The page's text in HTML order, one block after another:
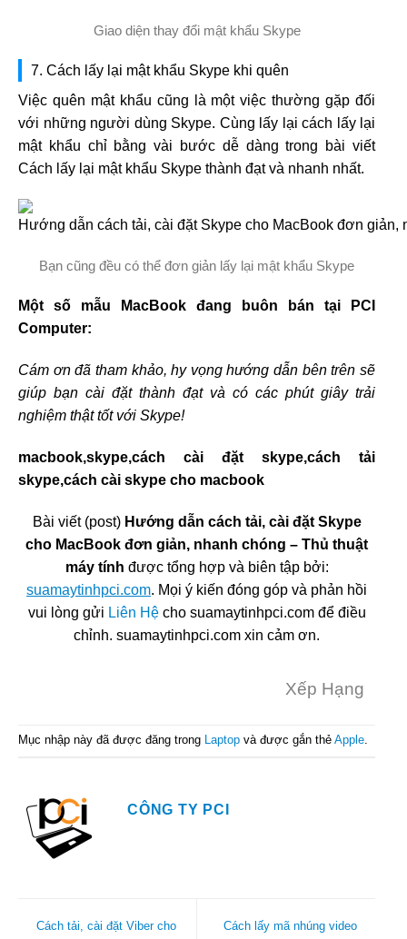
Giao diện thay đổi mật khẩu Skype
7. Cách lấy lại mật khẩu Skype khi quên
Việc quên mật khẩu cũng là một việc thường gặp đối
với những người dùng Skype. Cùng lấy lại cách lấy lại
mật khẩu chỉ bằng vài bước dễ dàng trong bài viết
Cách lấy lại mật khẩu Skype thành đạt và nhanh nhất.
Bạn cũng đều có thể đơn giản lấy lại mật khẩu Skype
Một số mẫu MacBook đang buôn bán tại PCI
Computer:
Cám ơn đã tham khảo, hy vọng hướng dẫn bên trên sẽ
giúp bạn cài đặt thành đạt và có các phút giây trải
nghiệm thật tốt với Skype!
macbook,skype,cách cài đặt skype,cách tải
skype,cách cài skype cho macbook
Bài viết (post) Hướng dẫn cách tải, cài đặt Skype
cho MacBook đơn giản, nhanh chóng – Thủ thuật
máy tính được tổng hợp và biên tập bởi:
suamaytinhpci.com. Mọi ý kiến đóng góp và phản hồi
vui lòng gửi Liên Hệcho suamaytinhpci.com để điều
chỉnh. suamaytinhpci.com xin cảm ơn.
Xếp Hạng
Mục nhập này đã được đăng trong Laptop và được gắn thẻ Apple
CÔNG TY PCI
Cách tải, cài đặt Viber cho
Cách lấy mã nhúng video